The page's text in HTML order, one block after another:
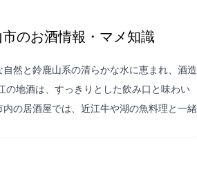
のお酒情報・マメ知識
然と鈴鹿山系の清らかな水に恵まれ、酒造
の地酒は、すっきりとした飲み口と味わい
の居酒屋では、近江牛や湖の魚料理と一緒